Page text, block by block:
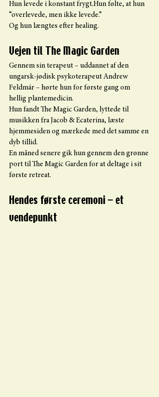
Hun levede i konstant frygt.Hun følte, at hun
“overlevede, men ikke levede.”
Og hun længtes efter healing.
Vejen til The Magic Garden
Gennem sin terapeut – uddannet af den
ungarsk-jødisk psykoterapeut Andrew
Feldmár – hørte hun for første gang om
hellig plantemedicin.
Hun fandt The Magic Garden, lyttede til
musikken fra Jacob & Ecaterina, læste
hjemmesiden og mærkede med det samme en
dyb tillid.
En måned senere gik hun gennem den grønne
port til The Magic Garden for at deltage i sit
første retreat.
Hendes første ceremoni – et
vendepunkt